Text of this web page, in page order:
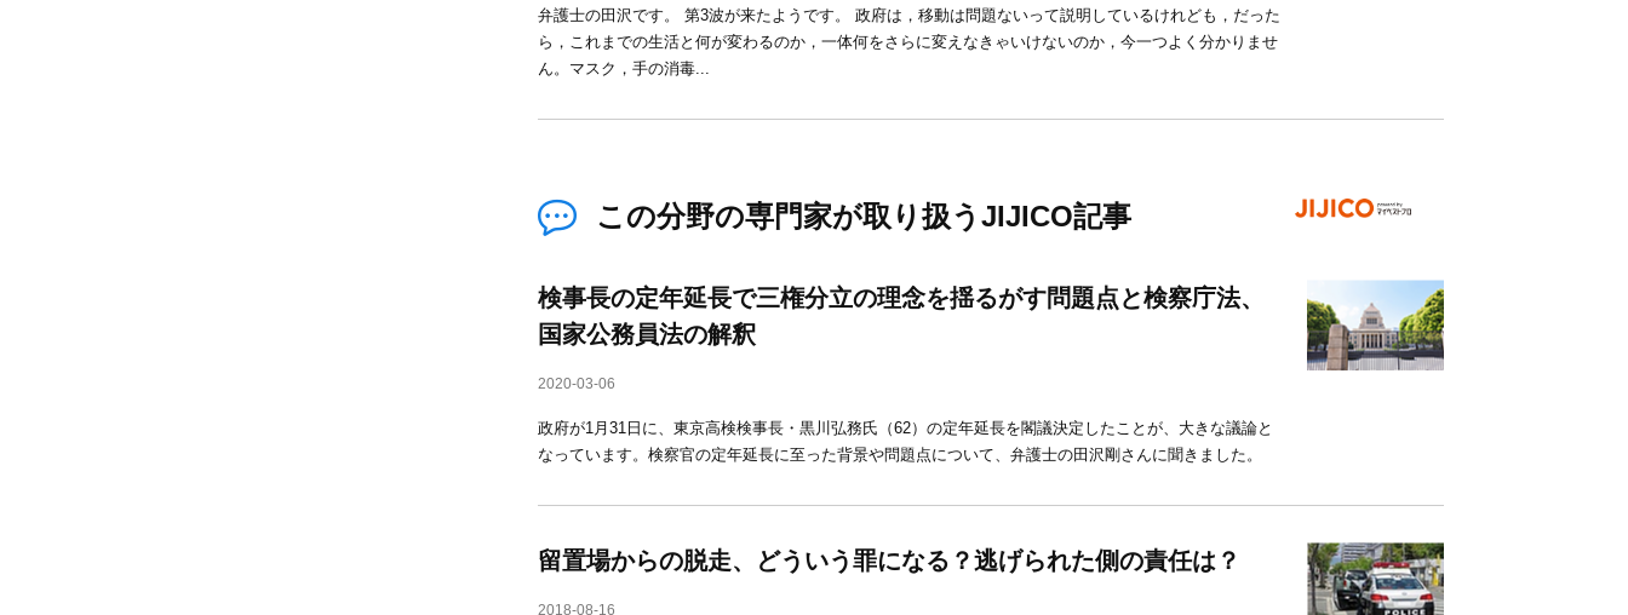
弁護士の田沢です。 第3波が来たようです。 政府は，移動は問題ないって説明しているけれども，だった
ら，これまでの生活と何が変わるのか，一体何をさらに変えなきゃいけないのか，今一つよく分かりませ
ん。マスク，手の消毒...
この分野の専門家が取り扱うJIJICO記事
検事長の定年延長で三権分立の理念を揺るがす問題点と検察庁法、
国家公務員法の解釈
2020-03-06
政府が1月31日に、東京高検検事長・黒川弘務氏（62）の定年延長を閣議決定したことが、大きな議論と
なっています。検察官の定年延長に至った背景や問題点について、弁護士の田沢剛さんに聞きました。
留置場からの脱走、どういう罪になる？逃げられた側の責任は？
2018-08-16